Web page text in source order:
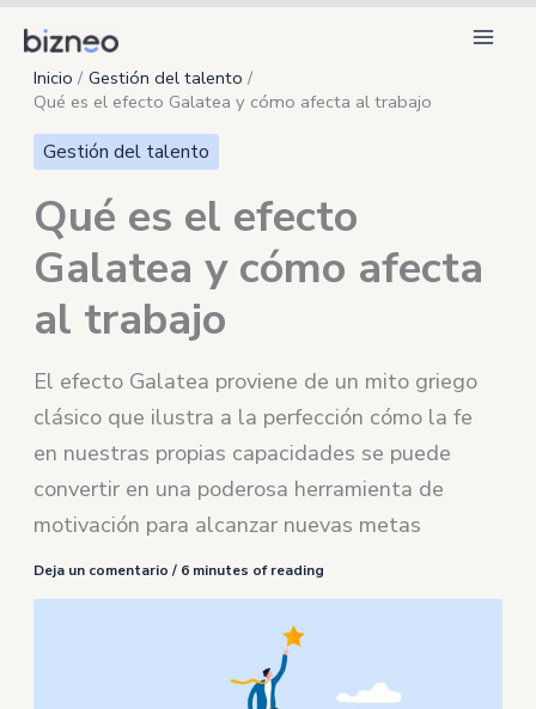
contenido
Inicio
Gestión del talento
Qué es el efecto Galatea y cómo afecta al trabajo
Gestión del talento
Qué es el efecto
Galatea y cómo afecta
al trabajo
El efecto Galatea proviene de un mito griego
clásico que ilustra a la perfección cómo la fe
en nuestras propias capacidades se puede
convertir en una poderosa herramienta de
motivación para alcanzar nuevas metas
Deja un comentario / 6 minutes of reading